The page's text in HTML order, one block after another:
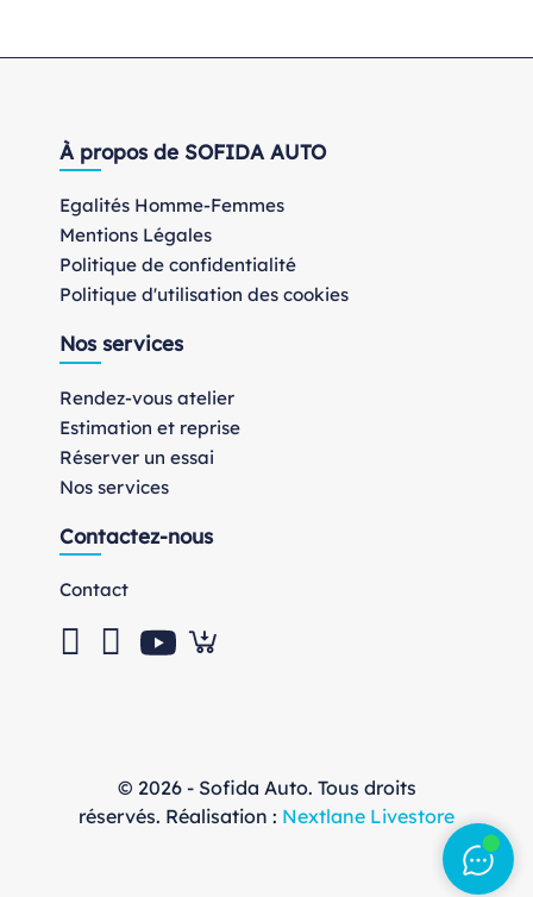
À propos de SOFIDA AUTO
Egalités Homme-Femmes
Mentions Légales
Politique de confidentialité
Politique d'utilisation des cookies
Nos services
Rendez-vous atelier
Estimation et reprise
Réserver un essai
Nos services
Contactez-nous
Contact
© 2026 - Sofida Auto. Tous droits
réservés. Réalisation : Nextlane Livestore